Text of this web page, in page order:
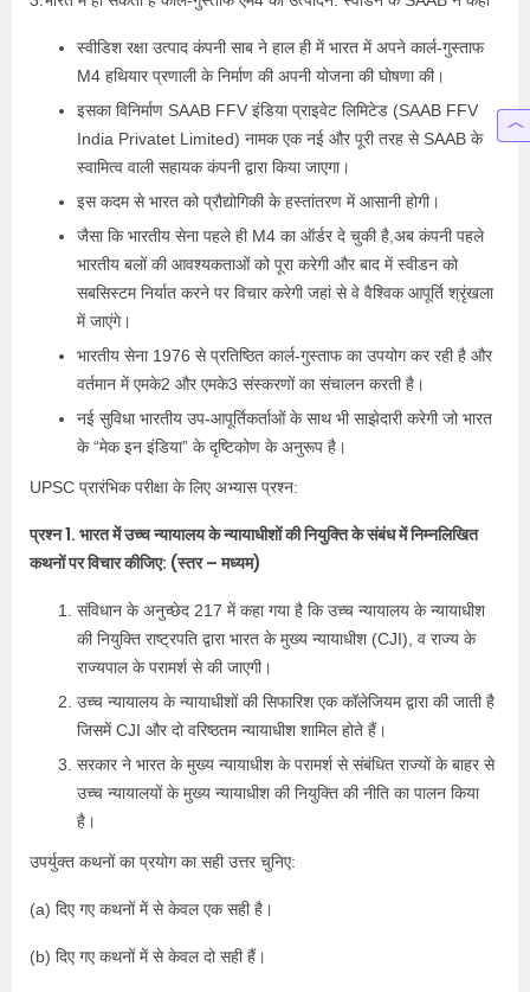
स्वीडिश रक्षा उत्पाद कंपनी साब ने हाल ही में भारत में अपने कार्ल-गुस्ताफ
M4 हथियार प्रणाली के निर्माण की अपनी योजना की घोषणा की।
इसका विनिर्माण SAAB FFV इंडिया प्राइवेट लिमिटेड (SAAB FFV
India Privatet Limited) नामक एक नई और पूरी तरह से SAAB के
स्वामित्व वाली सहायक कंपनी द्वारा किया जाएगा।
इस कदम से भारत को प्रौद्योगिकी के हस्तांतरण में आसानी होगी।
जैसा कि भारतीय सेना पहले ही M4 का ऑर्डर दे चुकी है,अब कंपनी पहले
भारतीय बलों की आवश्यकताओं को पूरा करेगी और बाद में स्वीडन को
सबसिस्टम निर्यात करने पर विचार करेगी जहां से वे वैश्विक आपूर्ति श्रृंखला
में जाएंगे।
भारतीय सेना 1976 से प्रतिष्ठित कार्ल-गुस्ताफ का उपयोग कर रही है और
वर्तमान में एमके2 और एमके3 संस्करणों का संचालन करती है।
नई सुविधा भारतीय उप-आपूर्तिकर्ताओं के साथ भी साझेदारी करेगी जो भारत
के “मेक इन इंडिया” के दृष्टिकोण के अनुरूप है।
UPSC प्रारंभिक परीक्षा के लिए अभ्यास प्रश्न:
प्रश्न 1. भारत में उच्च न्यायालय के न्यायाधीशों की नियुक्ति के संबंध में निम्नलिखित
कथनों पर विचार कीजिए: (स्तर – मध्यम)
संविधान के अनुच्छेद 217 में कहा गया है कि उच्च न्यायालय के न्यायाधीश
की नियुक्ति राष्ट्रपति द्वारा भारत के मुख्य न्यायाधीश (CJI), व राज्य के
राज्यपाल के परामर्श से की जाएगी।
उच्च न्यायालय के न्यायाधीशों की सिफारिश एक कॉलेजियम द्वारा की जाती है
जिसमें CJI और दो वरिष्ठतम न्यायाधीश शामिल होते हैं।
सरकार ने भारत के मुख्य न्यायाधीश के परामर्श से संबंधित राज्यों के बाहर से
उच्च न्यायालयों के मुख्य न्यायाधीश की नियुक्ति की नीति का पालन किया
है।
उपर्युक्त कथनों का प्रयोग का सही उत्तर चुनिए:
(a) दिए गए कथनों में से केवल एक सही है।
(b) दिए गए कथनों में से केवल दो सही हैं।